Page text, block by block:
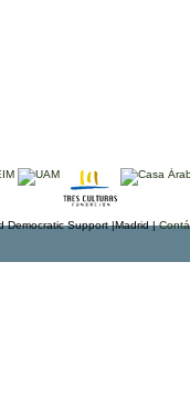
Democratic Support |Madrid |